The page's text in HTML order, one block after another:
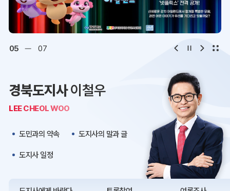
디지털아카이브 문화·관광
오시는 길
K보듬 6000
정보공개
06 07
경북도지사이철우
LEE CHEOL WOO
도민과의 약속 도지사의 말과 글
도지사 일정